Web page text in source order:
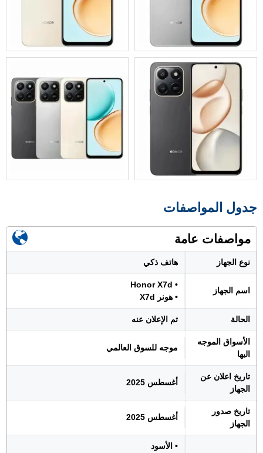
جدول المواصفات
مواصفات عامة
نوع الجهاز هاتف ذكي
اسم الجهاز
• Honor X7d
• هونر X7d
الحالة تم الإعلان عنه
الأسواق الموجه
اليها
موجه للسوق العالمي
تاريخ اعلان عن
الجهاز
أغسطس 2025
تاريخ صدور
الجهاز
أغسطس 2025
• الأسود